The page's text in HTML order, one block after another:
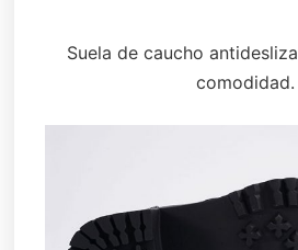
Suela de caucho
comodidad.